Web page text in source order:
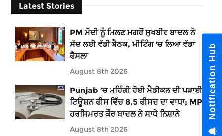
Latest Stories
PM ਮੋਦੀ ਨੂੰ ਮਿਲਣ ਮਗਰੋਂ ਸੁਖਬੀਰ ਬਾਦਲ ਨੇ
ਸੱਦ ਲਈ ਵੱਡੀ ਬੈਠਕ, ਮੀਟਿੰਗ 'ਚ ਲਿਆ ਵੱਡਾ
ਫੈਸਲਾ
August 8th 2026
Punjab ’ਚ ਮਹਿੰਗੀ ਹੋਈ ਮੈਡੀਕਲ ਦੀ ਪੜਾਈ !
ਟਿਊਸ਼ਨ ਫੀਸ ਵਿੱਚ 8.5 ਫੀਸਦ ਦਾ ਵਾਧਾ; MP
ਹਰਸਿਮਰਤ ਕੌਰ ਬਾਦਲ ਨੇ ਸਾਧੇ ਨਿਸ਼ਾਨੇ
August 8th 2026
Notification Hub